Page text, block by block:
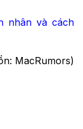
nhân và cách
MacRumors)